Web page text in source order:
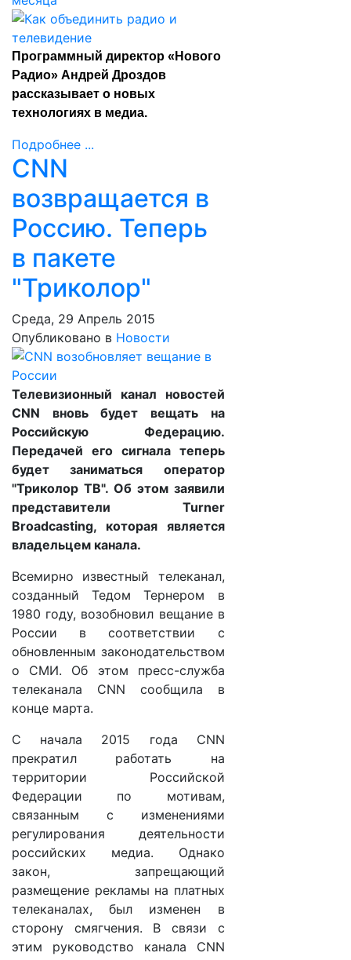
Программный директор «Нового
Радио» Андрей Дроздов
рассказывает о новых
технологиях в медиа.
Подробнее ...
CNN
возвращается в
Россию. Теперь
в пакете
"Триколор"
Среда, 29 Апрель 2015
Опубликовано в Новости
Телевизионный канал новостей
CNN вновь будет вещать на
Российскую Федерацию.
Передачей его сигнала теперь
будет заниматься оператор
"Триколор ТВ". Об этом заявили
представители Turner
Broadcasting, которая является
владельцем канала.
Всемирно известный телеканал,
созданный Тедом Тернером в
1980 году, возобновил вещание в
России в соответствии с
обновленным законодательством
о СМИ. Об этом пресс-служба
телеканала CNN сообщила в
конце марта.
С начала 2015 года CNN
прекратил работать на
территории Российской
Федерации по мотивам,
связанным с изменениями
регулирования деятельности
российских медиа. Однако
закон, запрещающий
размещение рекламы на платных
телеканалах, был изменен в
сторону смягчения. В связи с
этим руководство канала CNN